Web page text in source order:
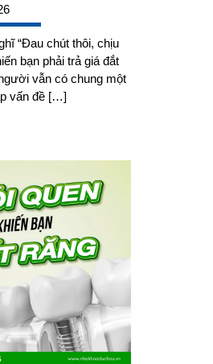
“Đau chút thôi, chịu
bạn phải trả giá đắt
vẫn có chung một
vấn đề […]